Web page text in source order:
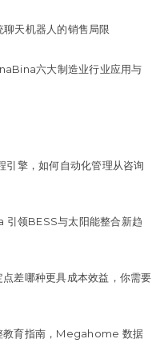
天机器人的销售局限
六大制造业行业应用与
擎，如何自动化管理从咨询
引领BESS与太阳能整合新趋
差哪种更具成本效益，你需要
教育指南，Megahome 数据